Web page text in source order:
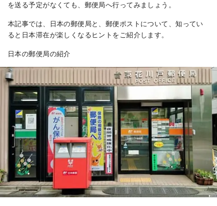
を送る予定がなくても、郵便局へ行ってみましょう。
本記事では、日本の郵便局と、郵便ポストについて、知ってい
ると日本滞在が楽しくなるヒントをご紹介します。
日本の郵便局の紹介